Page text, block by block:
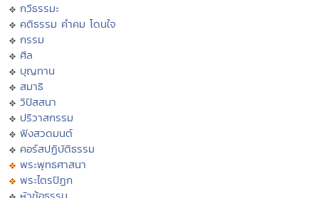
กวีธรรมะ
คติธรรม คำคม โดนใจ
กรรม
ศีล
บุญทาน
สมาธิ
วิปัสสนา
ปริวาสกรรม
ฟังสวดมนต์
คอร์สปฏิบัติธรรม
พระพุทธศาสนา
พระไตรปิฏก